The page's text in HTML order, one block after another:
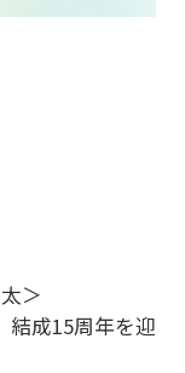
＞
結成15周年を迎